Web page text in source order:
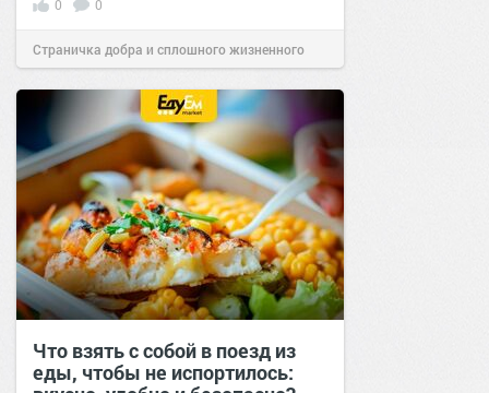
0 0
Страничка добра и сплошного жизненного
позитива!15:38Вчера
Что взять с собой в поезд из
еды, чтобы не испортилось: